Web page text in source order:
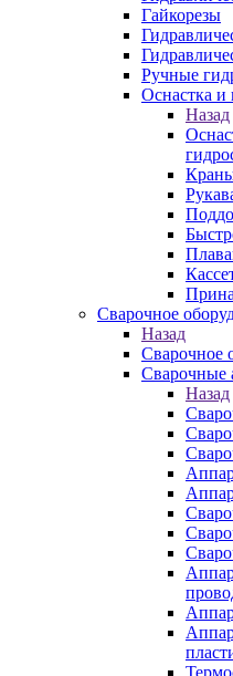
Гайкорезы
Ручные
Оснастка и
Назад
Сварочное
Назад
Сварочное
Сварочные
Назад